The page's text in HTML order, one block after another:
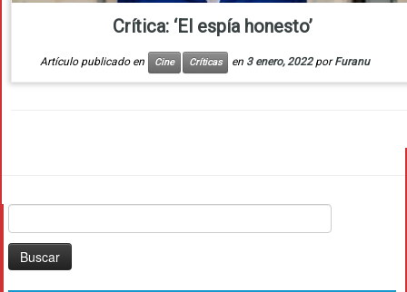
Crítica: ‘El espía honesto’
Artículo publicado en Cine Críticas en 3 enero, 2022 porFuranu